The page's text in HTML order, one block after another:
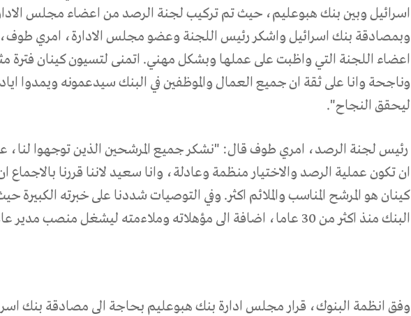
اسرائيل وبين بنك هبوعليم، حيث تم تركيب لجنة الرصد من اعضاء مجلس
وبمصادقة بنك اسرائيل واشكر رئيس اللجنة وعضو مجلس الادارة، امري
اعضاء اللجنة التي واظبت على عملها وبشكل مهني. اتمنى لتسيون كينان فترة
وناجحة وانا على ثقة ان جميع العمال والموظفين في البنك سيدعمونه ويمدوا
ليحقق النجاح".
رئيس لجنة الرصد، امري طوف قال: "نشكر جميع المرشحين الذين توجهوا لنا،
ان تكون عملية الرصد والاختيار منظمة وعادلة، وانا سعيد لاننا قررنا بالاجماع
كينان هو المرشح المناسب والملائم اكثر. وفي التوصيات شددنا على خبرته الكبيرة
البنك منذ اكثر من 30 عاما، اضافة الى مؤهلاته وملاءمته ليشغل منصب مدير عام البنك".
وفق انظمة البنوك، قرار مجلس ادارة بنك هبوعليم بحاجة الى مصادقة بنك